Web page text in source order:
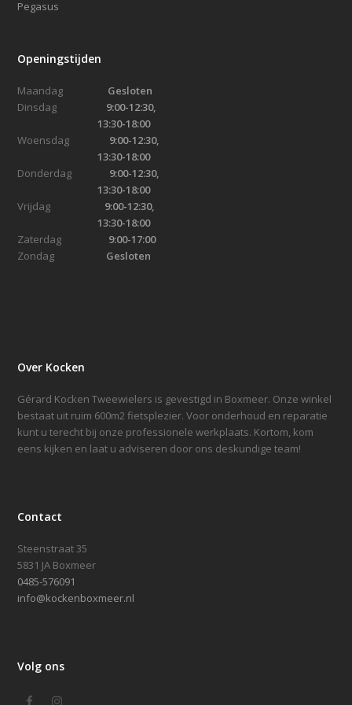
Pegasus
Openingstijden
Maandag Gesloten
Dinsdag 9:00-12:30,
13:30-18:00
Woensdag
9:00-12:30,
13:30-18:00
Donderdag 9:00-12:30,
13:30-18:00
Vrijdag 9:00-12:30,
13:30-18:00
Zaterdag 9:00-17:00
Zondag Gesloten
Over Kocken
Gérard Kocken Tweewielers is gevestigd in Boxmeer. Onze winkel
bestaat uit ruim 600m2 fietsplezier. Voor onderhoud en reparatie
kunt u terecht bij onze professionele werkplaats. Kortom, kom
eens kijken en laat u adviseren door ons deskundige team!
Contact
Steenstraat 35
5831 JA Boxmeer
0485-576091
info@kockenboxmeer.nl
Volg ons
FacebookInstagram